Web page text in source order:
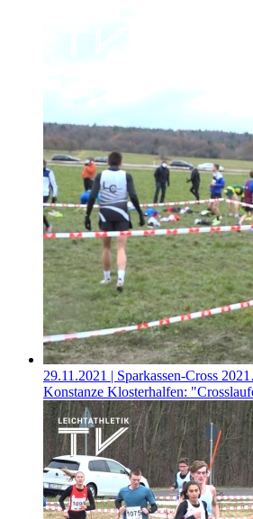
29.11.2021 | Sparkassen-Cross
Konstanze Klosterhalfen: